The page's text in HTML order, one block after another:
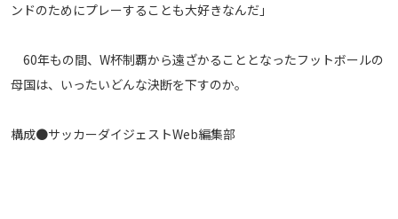
ンドのためにプレーすることも大好きなんだ」
60年もの間、W杯制覇から遠ざかることとなったフットボールの
母国は、いったいどんな決断を下すのか。
構成●サッカーダイジェストWeb編集部